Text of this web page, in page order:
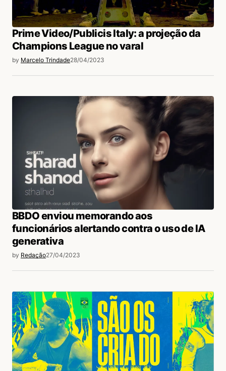
Prime Video/Publicis Italy: a projeção da
Champions League no varal
by Marcelo Trindade28/04/2023
BBDO enviou memorando aos
funcionários alertando contra o uso de IA
generativa
by Redação27/04/2023